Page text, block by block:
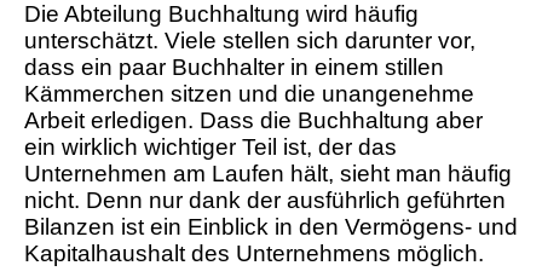
Die Abteilung Buchhaltung wird häufig
unterschätzt. Viele stellen sich darunter vor,
dass ein paar Buchhalter in einem stillen
Kämmerchen sitzen und die unangenehme
Arbeit erledigen. Dass die Buchhaltung aber
ein wirklich wichtiger Teil ist, der das
Unternehmen am Laufen hält, sieht man häufig
nicht. Denn nur dank der ausführlich geführten
Bilanzen ist ein Einblick in den Vermögens- und
Kapitalhaushalt des Unternehmens möglich.